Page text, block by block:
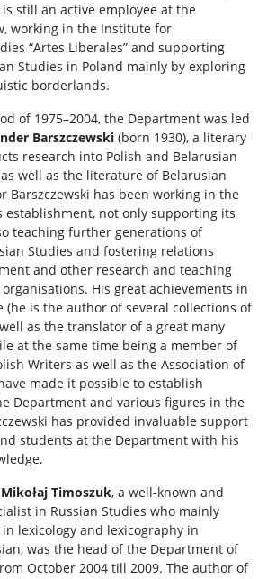
is still an active employee at the
working in the Institute for
“Artes Liberales” and supporting
Studies in Poland mainly by exploring
borderlands.
of 1975–2004, the Department was led
Barszczewski (born 1930), a literary
research into Polish and Belarusian
well as the literature of Belarusian
Barszczewski has been working in the
establishment, not only supporting its
teaching further generations of
Studies and fostering relations
and other research and teaching
His great achievements in
is the author of several collections of
as the translator of a great many
at the same time being a member of
Writers as well as the Association of
made it possible to establish
Department and various figures in the
has provided invaluable support
students at the Department with his
Timoszuk, a well-known and
in Russian Studies who mainly
lexicology and lexicography in
was the head of the Department of
October 2004 till 2009. The author of